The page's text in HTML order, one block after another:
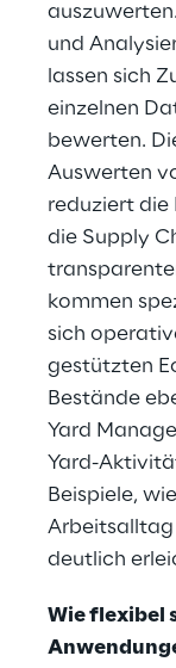
und
lassen sich
einzelnen
bewerten.
Auswerten
reduziert
die Supply
kommen
sich
gestützten
Bestände
Yard
Yard-
Beispiele,
deutlich
Wie flexibel